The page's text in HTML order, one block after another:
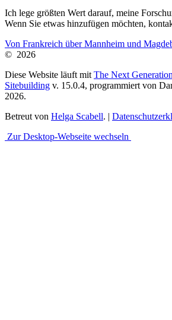
Ich lege größten Wert darauf, meine
Wenn Sie etwas hinzufügen möchten,
Von Frankreich über Mannheim und
© 2026
Diese Website läuft mit The Next
Sitebuilding v. 15.0.4, programmiert von
2026.
Betreut von Helga Scabell. |
Zur Desktop-Webseite wechseln